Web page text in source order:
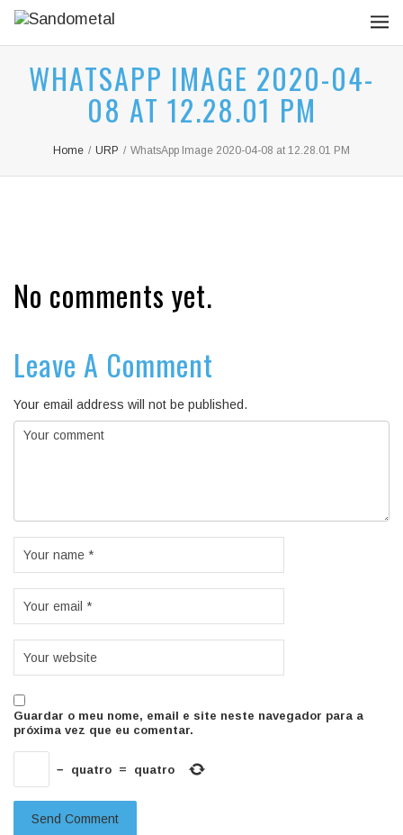
WHATSAPP IMAGE 2020-04-
08 AT 12.28.01 PM
Home / URP / WhatsApp Image 2020-04-08 at 12.28.01 PM
No comments yet.
Leave A Comment
Your email address will not be published.
Guardar o meu nome, email e site neste navegador para a
próxima vez que eu comentar.
− quatro = quatro